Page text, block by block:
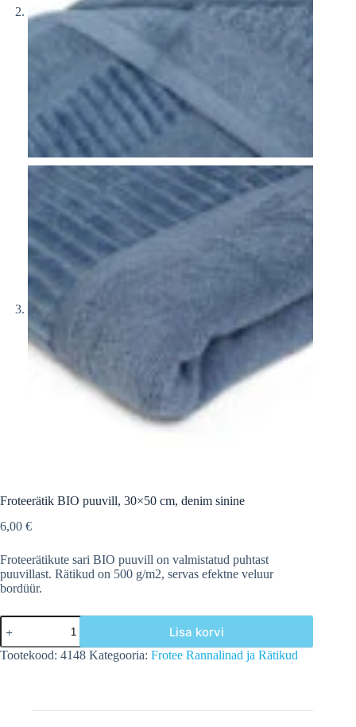
Froteerätik BIO puuvill, 30×50 cm, denim sinine
6,00 €
Froteerätikute sari BIO puuvill on valmistatud puhtast
puuvillast. Rätikud on 500 g/m2, servas efektne veluur
bordüür.
Froteerätik
BIO
puuvill,
30x50
Lisa korvi
Tootekood: 4148 Kategooria: Frotee Rannalinad ja Rätikud